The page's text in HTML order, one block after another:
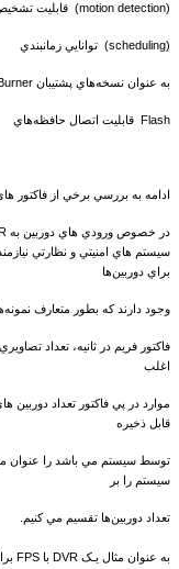
قابليت تشخيص حرکت (motion detection)
توانايي زمانبندي (scheduling)
توانايي ضبط تصاوير روي CD يا DVD توسط CD/DVD Burner به عنوان نسخه‌هاي پشتيبان
قابليت اتصال حافظه‌هاي Flash
ادامه به بررسي برخي از فاکتور
براي دوربين‌ها
وجود دارند که بطور متعارف نمونه‌هايي از 4 کانال تا 64 کانال
اغلب
موارد در پي فاکتور تعداد
قابل ذخيره
سيستم را بر
تعداد دوربين‌ها تقسيم مي کنيم.